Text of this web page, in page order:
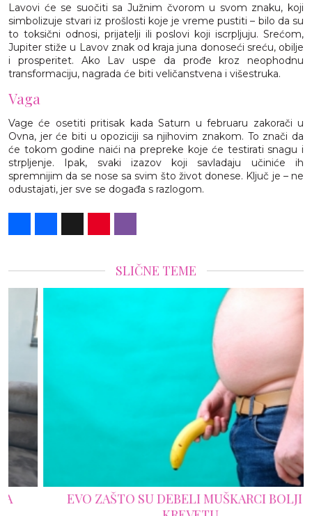
Lavovi će se suočiti sa Južnim čvorom u svom znaku, koji
simbolizuje stvari iz prošlosti koje je vreme pustiti – bilo da su
to toksični odnosi, prijatelji ili poslovi koji iscrpljuju. Srećom,
Jupiter stiže u Lavov znak od kraja juna donoseći sreću, obilje
i prosperitet. Ako Lav uspe da prođe kroz neophodnu
transformaciju, nagrada će biti veličanstvena i višestruka.
Vaga
Vage će osetiti pritisak kada Saturn u februaru zakorači u
Ovna, jer će biti u opoziciji sa njihovim znakom. To znači da
će tokom godine naići na prepreke koje će testirati snagu i
strpljenje. Ipak, svaki izazov koji savladaju učiniće ih
spremnijim da se nose sa svim što život donese. Ključ je – ne
odustajati, jer sve se događa s razlogom.
SLIČNE TEME
EVO ZAŠTO SU DEBELI MUŠKARCI BOLJI U